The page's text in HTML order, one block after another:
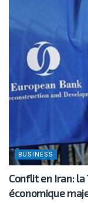
BUSINESS
Conflit en Iran: la
économique